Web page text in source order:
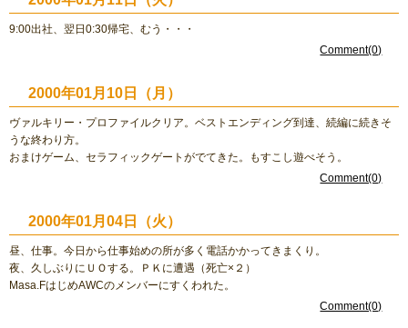
9:00出社、翌日0:30帰宅、むう・・・
Comment(0)
2000年01月10日（月）
ヴァルキリー・プロファイルクリア。ベストエンディング到達、続編に続きそ
うな終わり方。
おまけゲーム、セラフィックゲートがでてきた。もすこし遊べそう。
Comment(0)
2000年01月04日（火）
昼、仕事。今日から仕事始めの所が多く電話かかってきまくり。
夜、久しぶりにＵＯする。ＰＫに遭遇（死亡×２）
Masa.FはじめAWCのメンバーにすくわれた。
Comment(0)